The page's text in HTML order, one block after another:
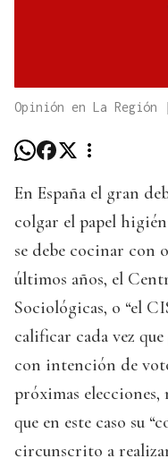
Opinión en La Región
En España el gran
colgar el papel
se debe cocinar con
últimos años, el
Sociológicas, o “el
calificar cada vez
con intención de
próximas
que en este caso su
circunscrito a